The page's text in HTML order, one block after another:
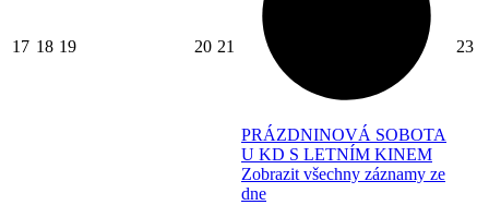
17 18 19 20 21
PRÁZDNINOVÁ SOBOTA
U KD S LETNÍM KINEM
Zobrazit všechny záznamy ze
dne
23